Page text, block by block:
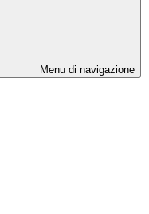
Menu di navigazione